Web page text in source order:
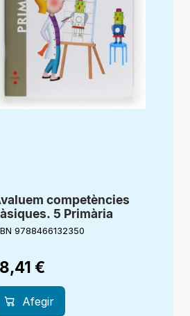
competències
5 Primària
9788466132350
€
Afegir